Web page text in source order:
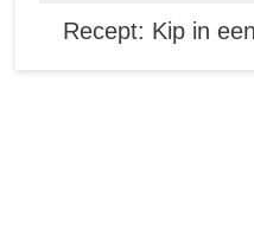
Recept: Kip in